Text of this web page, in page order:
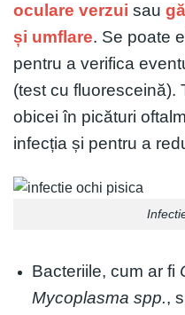
oculare verzui sau
și umflare. Se poate
pentru a verifica
(test cu fluoresceină).
obicei în picături
infecția și pentru a
Bacteriile, cum ar fi
Mycoplasma spp.,